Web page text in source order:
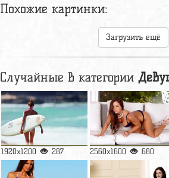
Похожие картинки:
Загрузить ещё
Случайные в категории
1920x1200 287 2560x1600 680